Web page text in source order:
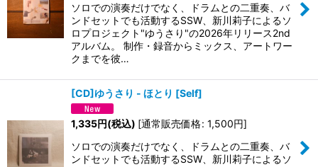
ソロでの演奏だけでなく、ドラムとの二重奏、バ
ンドセットでも活動するSSW、新川莉子によるソ
ロプロジェクト"ゆうさり"の2026年リリース2nd
アルバム。 制作・録音からミックス、アートワー
クまでを彼…
[CD]ゆうさり - ほとり [Self]
1,335円(税込) [通常販売価格: 1,500円]
ソロでの演奏だけでなく、ドラムとの二重奏、バ
ンドセットでも活動するSSW、新川莉子によるソ